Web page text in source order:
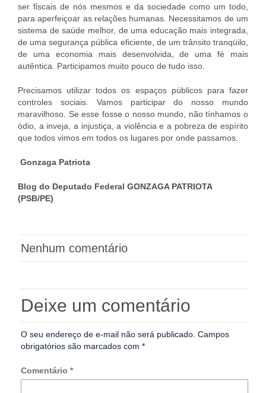
ser fiscais de nós mesmos e da sociedade como um todo,
para aperfeiçoar as relações humanas. Necessitamos de um
sistema de saúde melhor, de uma educação mais integrada,
de uma segurança pública eficiente, de um trânsito tranqüilo,
de uma economia mais desenvolvida, de uma fé mais
autêntica. Participamos muito pouco de tudo isso.
Precisamos utilizar todos os espaços públicos para fazer
controles sociais. Vamos participar do nosso mundo
maravilhoso. Se esse fosse o nosso mundo, não tínhamos o
ódio, a inveja, a injustiça, a violência e a pobreza de espírito
que todos vimos em todos os lugares por onde passamos.
Gonzaga Patriota
Blog do Deputado Federal GONZAGA PATRIOTA
(PSB/PE)
Nenhum comentário
Deixe um comentário
O seu endereço de e-mail não será publicado. Campos
obrigatórios são marcados com *
Comentário *